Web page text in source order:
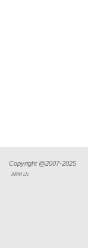
Copyright @2007-2025
ARM Llc